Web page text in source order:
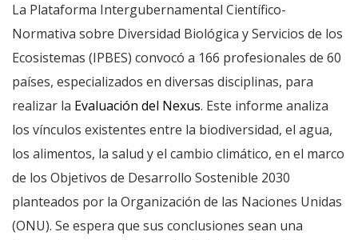
La Plataforma Intergubernamental Científico-
Normativa sobre Diversidad Biológica y Servicios de los
Ecosistemas (IPBES) convocó a 166 profesionales de 60
países, especializados en diversas disciplinas, para
realizar la Evaluación del Nexus. Este informe analiza
los vínculos existentes entre la biodiversidad, el agua,
los alimentos, la salud y el cambio climático, en el marco
de los Objetivos de Desarrollo Sostenible 2030
planteados por la Organización de las Naciones Unidas
(ONU). Se espera que sus conclusiones sean una